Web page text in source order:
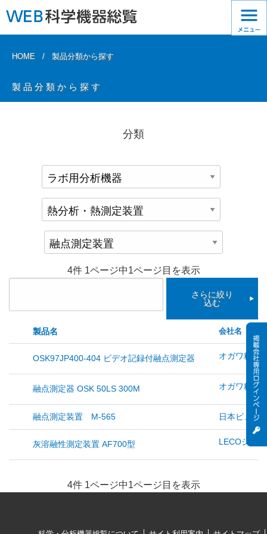
HOME 製品分類から探す
製品分類から探す
分類
4件 1ページ中1ページ目を表示
さらに絞り
込む
製品名 会社名
OSK97JP400-404 ビデオ記録付融点測定器 オガワ精機(
融点測定器 OSK 50LS 300M オガワ精機(
融点測定装置 M-565 日本ビュッ
灰溶融性測定装置 AF700型 LECOジャ
4件 1ページ中1ページ目を表示